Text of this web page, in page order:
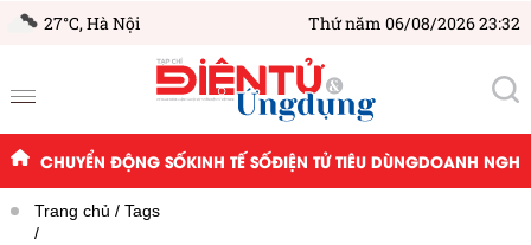
27°C,Hà Nội Thứ năm 06/08/2026 23:32
CHUYỂN ĐỘNG SỐKINH TẾ SỐĐIỆN TỬ TIÊU DÙNGDOANH
Trang chủ Tags